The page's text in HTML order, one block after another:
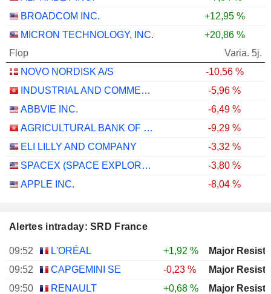
BROADCOM INC.
+12,95 %
MICRON TECHNOLOGY, INC.
+20,86 %
Flop
Varia. 5j.
NOVO NORDISK A/S
-10,56 %
INDUSTRIAL AND COMMERCIAL BANK OF CHINA LIMITED
-5,96 %
ABBVIE INC.
-6,49 %
AGRICULTURAL BANK OF CHINA LIMITED
-9,29 %
ELI LILLY AND COMPANY
-3,32 %
SPACEX (SPACE EXPLORATION TECHNOLOGIES)
-3,80 %
APPLE INC.
-8,04 %
Alertes intraday: SRD France
09:52 L'ORÉAL
+1,92 %
09:52
CAPGEMINI SE
-0,23 %
09:50
RENAULT
+0,68 %